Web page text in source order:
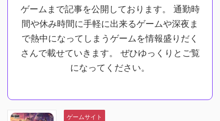
ゲームまで記事を公開しております。 通勤時
間や休み時間に手軽に出来るゲームや深夜ま
で熱中になってしまうゲームを情報盛りだく
さんで載せていきます。 ぜひゆっくりとご覧
になってください。
ゲームサイト